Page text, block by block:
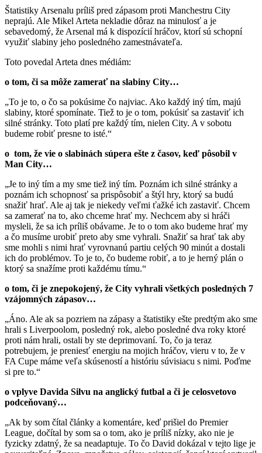
Štatistiky Arsenalu príliš pred zápasom proti Manchestru City
neprajú. Ale Mikel Arteta nekladie dôraz na minulosť a je
sebavedomý, že Arsenal má k dispozícií hráčov, ktorí sú schopní
využiť slabiny jeho posledného zamestnávateľa.
Toto povedal Arteta dnes médiám:
o tom, či sa môže zamerať na slabiny City…
„To je to, o čo sa pokúsime čo najviac. Ako každý iný tím, majú
slabiny, ktoré spomínate. Tiež to je o tom, pokúsiť sa zastaviť ich
silné stránky. Toto platí pre každý tím, nielen City. A v sobotu
budeme robiť presne to isté.“
o tom, že vie o slabinách súpera ešte z časov, keď pôsobil v
Man City…
„Je to iný tím a my sme tiež iný tím. Poznám ich silné stránky a
poznám ich schopnosť sa prispôsobiť a štýl hry, ktorý sa budú
snažiť hrať. Ale aj tak je niekedy veľmi ťažké ich zastaviť. Chcem
sa zamerať na to, ako chceme hrať my. Nechcem aby si hráči
mysleli, že sa ich príliš obávame. Je to o tom ako budeme hrať my
a čo musíme urobiť preto aby sme vyhrali. Snažiť sa hrať tak aby
sme mohli s nimi hrať vyrovnanú partiu celých 90 minút a dostali
ich do problémov. To je to, čo budeme robiť, a to je herný plán o
ktorý sa snažíme proti každému tímu.“
o tom, či je znepokojený, že City vyhrali všetkých posledných 7
vzájomných zápasov…
„Áno. Ale ak sa pozriem na zápasy a štatistiky ešte predtým ako sme
hrali s Liverpoolom, posledný rok, alebo posledné dva roky ktoré
proti nám hrali, ostali by ste deprimovaní. To, čo ja teraz
potrebujem, je preniesť energiu na mojich hráčov, vieru v to, že v
FA Cupe máme veľa skúseností a históriu súvisiacu s nimi. Poďme
si pre to.“
o vplyve Davida Silvu na anglický futbal a či je celosvetovo
podceňovaný…
„Ak by som čítal články a komentáre, keď prišiel do Premier
League, dočítal by som sa o tom, ako je príliš nízky, ako nie je
fyzicky zdatný, že sa neadaptuje. To čo David dokázal v tejto lige je